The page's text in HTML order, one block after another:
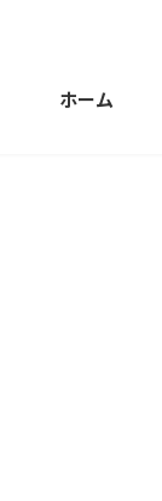
ホーム